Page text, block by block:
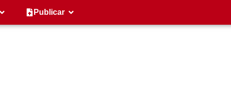
Publicar